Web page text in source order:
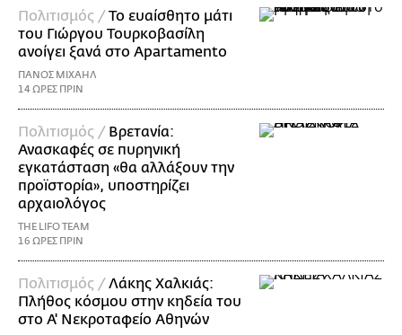
Πολιτισμός /Το ευαίσθητο μάτι
του Γιώργου Τουρκοβασίλη
ανοίγει ξανά στο Apartamento
ΠΑΝΟΣ ΜΙΧΑΗΛ
14 ΩΡΕΣ ΠΡΙΝ
Πολιτισμός / Βρετανία:
Ανασκαφές σε πυρηνική
εγκατάσταση «θα αλλάξουν την
προϊστορία», υποστηρίζει
αρχαιολόγος
THE LIFO TEAM
16 ΩΡΕΣ ΠΡΙΝ
Πολιτισμός /Λάκης Χαλκιάς:
Πλήθος κόσμου στην κηδεία του
στο Α' Νεκροταφείο Αθηνών